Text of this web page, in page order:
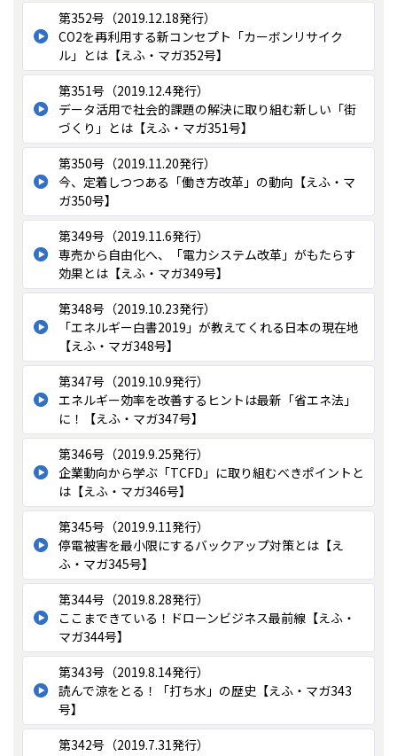
第352号（2019.12.18発行）
CO2を再利用する新コンセプト「カーボンリサイク
ル」とは【えふ・マガ352号】
第351号（2019.12.4発行）
データ活用で社会的課題の解決に取り組む新しい「街
づくり」とは【えふ・マガ351号】
第350号（2019.11.20発行）
今、定着しつつある「働き方改革」の動向【えふ・マ
ガ350号】
第349号（2019.11.6発行）
専売から自由化へ、「電力システム改革」がもたらす
効果とは【えふ・マガ349号】
第348号（2019.10.23発行）
「エネルギー白書2019」が教えてくれる日本の現在地
【えふ・マガ348号】
第347号（2019.10.9発行）
エネルギー効率を改善するヒントは最新「省エネ法」
に！【えふ・マガ347号】
第346号（2019.9.25発行）
企業動向から学ぶ「TCFD」に取り組むべきポイントと
は【えふ・マガ346号】
第345号（2019.9.11発行）
停電被害を最小限にするバックアップ対策とは【え
ふ・マガ345号】
第344号（2019.8.28発行）
ここまできている！ドローンビジネス最前線【えふ・
マガ344号】
第343号（2019.8.14発行）
読んで涼をとる！「打ち水」の歴史【えふ・マガ343
号】
第342号（2019.7.31発行）